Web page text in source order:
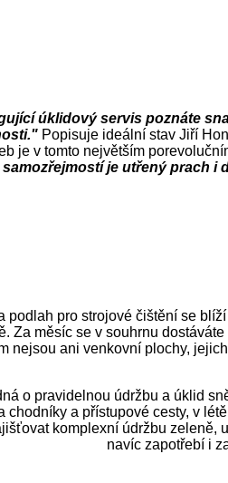
úklidový servis poznáte
Popisuje ideální stav Jiří
je v tomto největším
samozřejmostí je utřený prach i
podlah pro strojové čištění se
Za měsíc se v souhrnu
nejsou ani venkovní plochy,
o pravidelnou údržbu a úklid
chodníky a přístupové cesty, v
komplexní údržbu zeleně,
navíc zapotřebí i